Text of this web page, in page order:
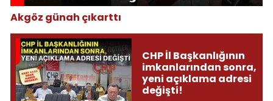
Akgöz günah çıkarttı
CHP İl Başkanlığının
imkanlarından sonra,
yeni açıklama adresi
değişti!